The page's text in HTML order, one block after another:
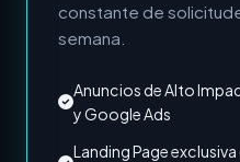
constante de
semana.
Anuncios de Alto
y Google Ads
Landing Page